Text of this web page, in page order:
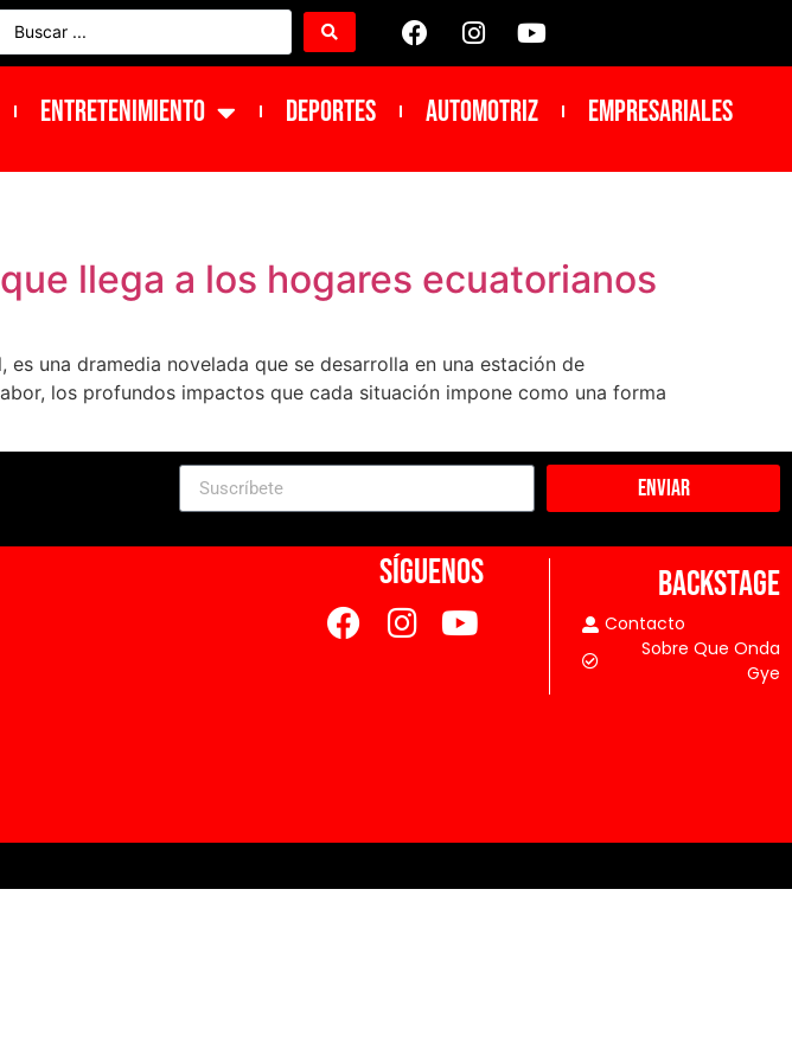
ENTRETENIMIENTO DEPORTES Automotriz Empresariales
llega a los hogares ecuatorianos
una dramedia novelada que se desarrolla en una estación de
los profundos impactos que cada situación impone como una forma
Enviar
SÍGUENOS BACKSTAGE
Contacto
Sobre Que Onda
Gye